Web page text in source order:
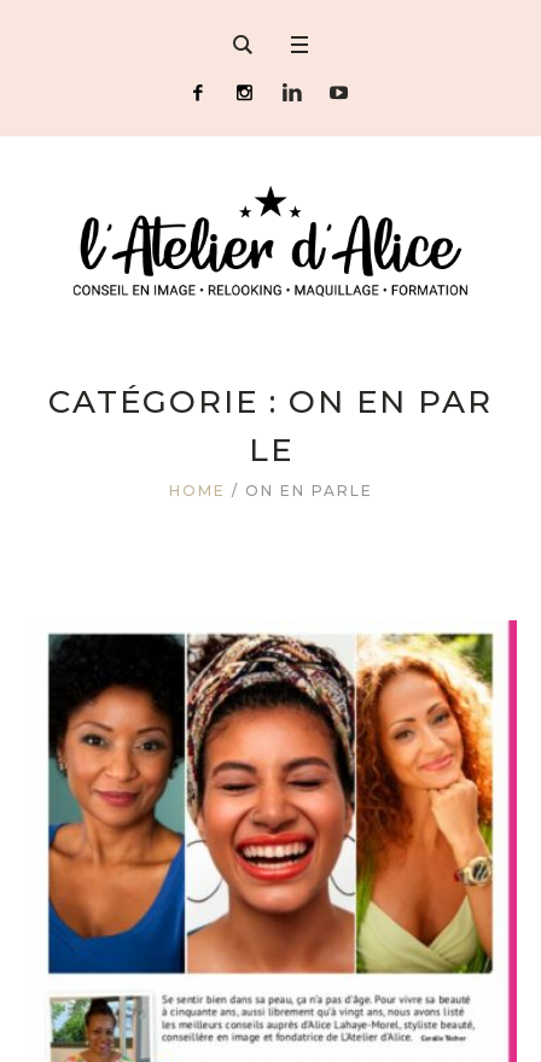
CATÉGORIE : ON EN PAR
LE
HOME / ON EN PARLE